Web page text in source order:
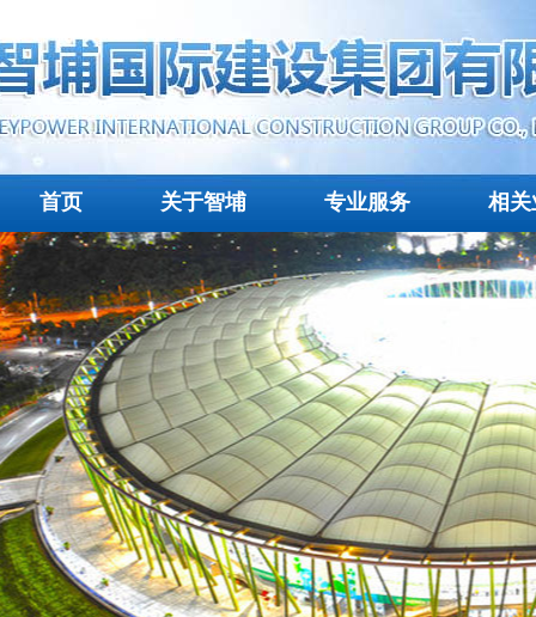
首页 关于智埔 专业服务 相关